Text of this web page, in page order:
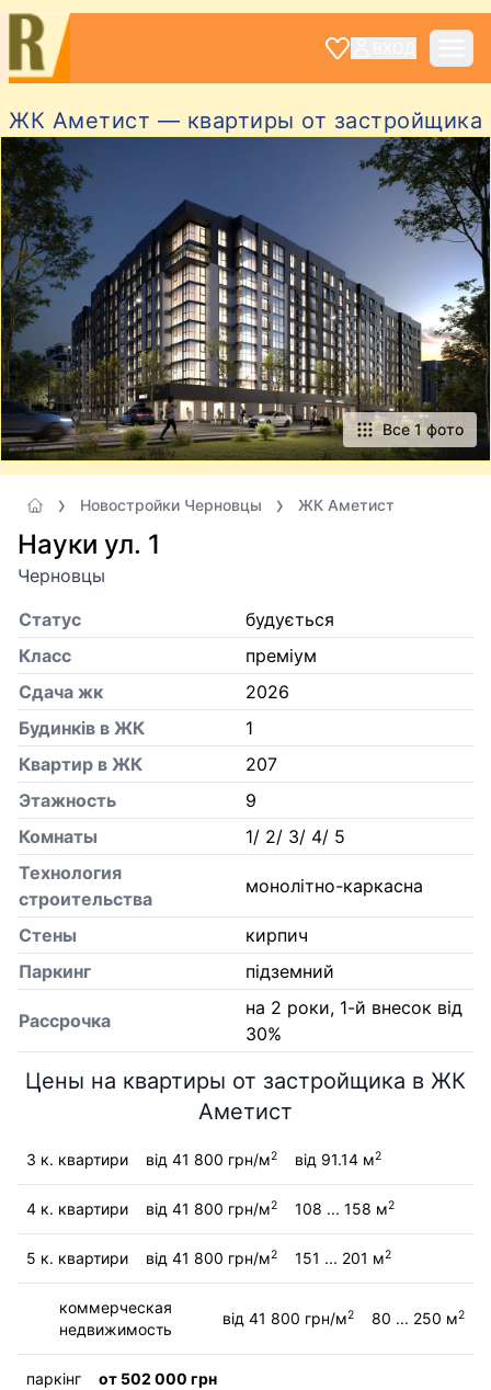
ЖК Аметист — квартиры от застройщика
Все 1 фото
Новостройки Черновцы ЖК Аметист
Науки ул. 1
Черновцы
Статус
будується
Класс
преміум
Сдача жк
2026
Будинків в ЖК
1
Квартир в ЖК
207
Этажность
9
Комнаты
1/ 2/ 3/ 4/ 5
Технология
строительства
монолітно-каркасна
Стены
кирпич
Паркинг
підземний
Рассрочка
на 2 роки, 1-й внесок від
30%
Цены на квартиры от застройщика в ЖК
Аметист
3 к. квартири від 41 800 грн/м2 від 91.14 м2
4 к. квартири від 41 800 грн/м2 108 ... 158 м2
5 к. квартири від 41 800 грн/м2 151 ... 201 м2
коммерческая
недвижимость
від 41 800 грн/м2 80 ... 250 м2
паркінг от 502 000 грн